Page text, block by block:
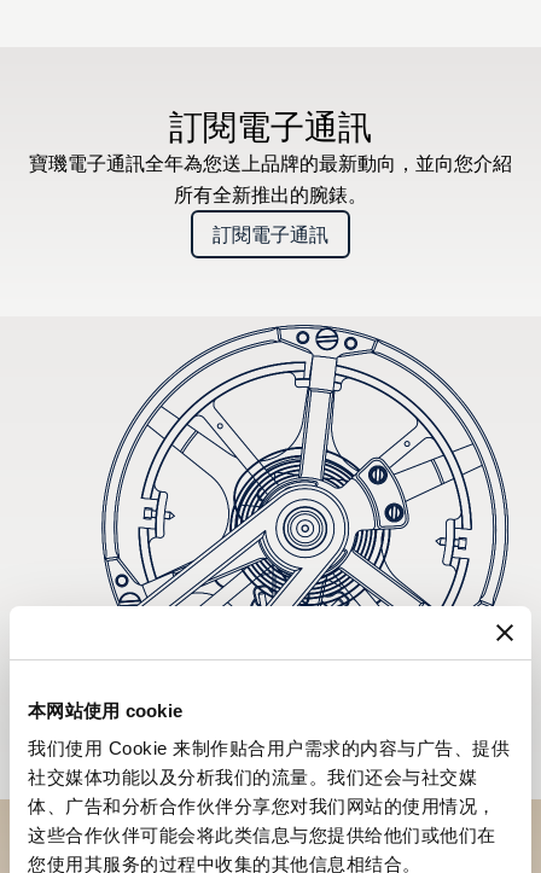
本网站使用 cookie
我们使用 Cookie 来制作贴合用户需求的内容与广告、提供
社交媒体功能以及分析我们的流量。我们还会与社交媒
体、广告和分析合作伙伴分享您对我们网站的使用情况，
这些合作伙伴可能会将此类信息与您提供给他们或他们在
您使用其服务的过程中收集的其他信息相结合。
訂閱電子通訊
寶璣電子通訊全年為您送上品牌的最新動向，並向您介紹
所有全新推出的腕錶。
訂閱電子通訊